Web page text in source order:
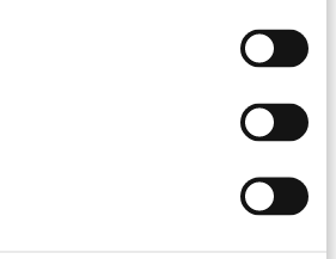
måde :) -og ja, der kom netop nye
så skulle vi vente 4-6 uger ekstra
og det kunne vi ikke helt få til at